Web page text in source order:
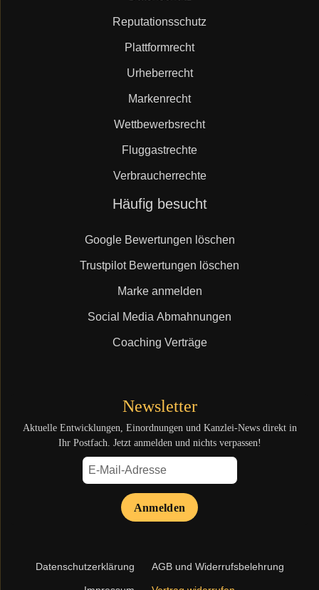
Reputationsschutz
Plattformrecht
Urheberrecht
Markenrecht
Wettbewerbsrecht
Fluggastrechte
Verbraucherrechte
Häufig besucht
Google Bewertungen löschen
Trustpilot Bewertungen löschen
Marke anmelden
Social Media Abmahnungen
Coaching Verträge
Newsletter
Aktuelle Entwicklungen, Einordnungen und Kanzlei-News direkt in
Ihr Postfach. Jetzt anmelden und nichts verpassen!
Anmelden
Navigation
Datenschutzerklärung AGB und Widerrufsbelehrung